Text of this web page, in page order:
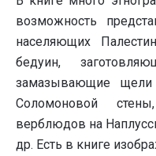
возможность
населяющих
бедуин,
замазывающие
Соломоновой
верблюдов на
др. Есть в книге